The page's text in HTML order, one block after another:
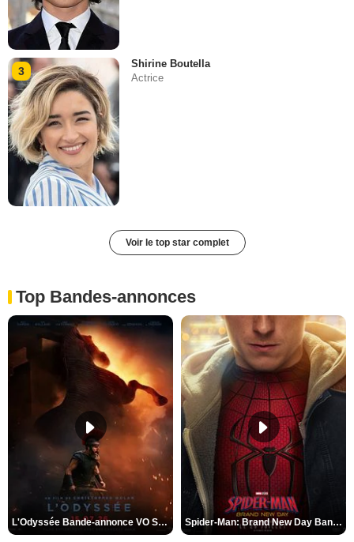
3
Shirine Boutella
Actrice
Voir le top star complet
Top Bandes-annonces
L'Odyssée Bande-annonce VO STFR Spider-Man: Brand New Day Bande-annonce VO STFR